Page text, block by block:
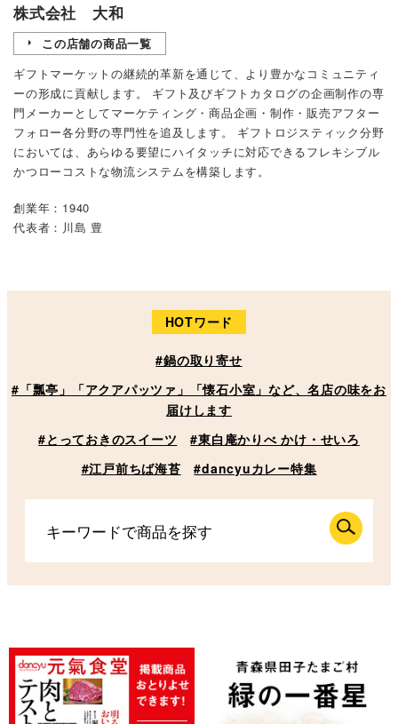
株式会社 大和
この店舗の商品一覧
ギフトマーケットの継続的革新を通じて、より豊かなコミュニティ
ーの形成に貢献します。 ギフト及びギフトカタログの企画制作の専
門メーカーとしてマーケティング・商品企画・制作・販売アフター
フォロー各分野の専門性を追及します。 ギフトロジスティック分野
においては、あらゆる要望にハイタッチに対応できるフレキシブル
かつローコストな物流システムを構築します。
創業年：1940
代表者：川島 豊
HOTワード
#鍋の取り寄せ
#「瓢亭」「アクアパッツァ」「懐石小室」など、名店の味をお
届けします
#とっておきのスイーツ
#東白庵かりべ かけ・せいろ
#江戸前ちば海苔
#dancyuカレー特集